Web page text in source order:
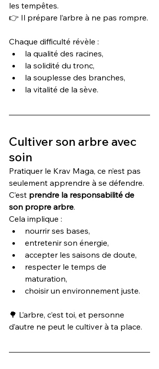
les tempêtes.
👉 Il prépare l’arbre à ne pas rompre.
Chaque difficulté révèle :
la qualité des racines,
la solidité du tronc,
la souplesse des branches,
la vitalité de la sève.
Cultiver son arbre avec
soin
Pratiquer le Krav Maga, ce n’est pas
seulement apprendre à se défendre.
C’est prendre la responsabilité de
son propre arbre.
Cela implique :
nourrir ses bases,
entretenir son énergie,
accepter les saisons de doute,
respecter le temps de
maturation,
choisir un environnement juste.
🌳 L’arbre, c’est toi, et personne
d’autre ne peut le cultiver à ta place.